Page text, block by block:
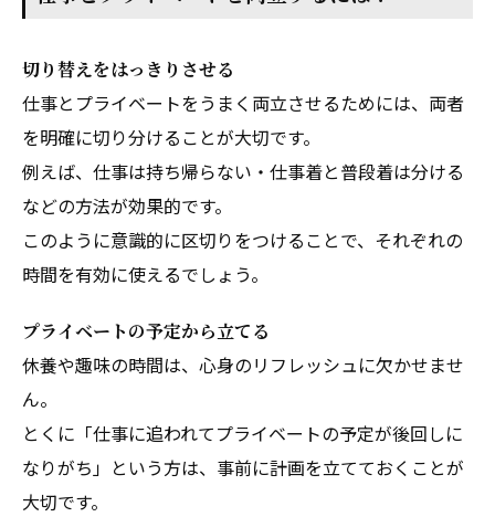
切り替えをはっきりさせる
仕事とプライベートをうまく両立させるためには、両者
を明確に切り分けることが大切です。
例えば、仕事は持ち帰らない・仕事着と普段着は分ける
などの方法が効果的です。
このように意識的に区切りをつけることで、それぞれの
時間を有効に使えるでしょう。
プライベートの予定から立てる
休養や趣味の時間は、心身のリフレッシュに欠かせませ
ん。
とくに「仕事に追われてプライベートの予定が後回しに
なりがち」という方は、事前に計画を立てておくことが
大切です。